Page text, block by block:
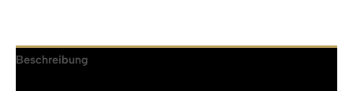
Beschreibung